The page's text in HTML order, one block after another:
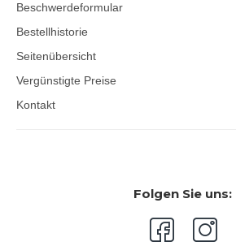
Beschwerdeformular
Bestellhistorie
Seitenübersicht
Vergünstigte Preise
Kontakt
Folgen Sie uns: